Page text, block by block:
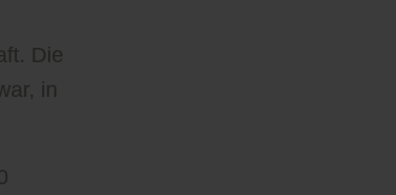
Die
in